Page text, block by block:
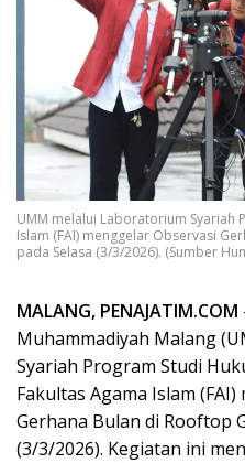
UMM melalui Laboratorium Syariah
Islam (FAI) menggelar Observasi
pada Selasa (3/3/2026). (Sumber
MALANG, PENAJATIM.COM
Muhammadiyah Malang
Syariah Program Studi
Fakultas Agama Islam
Gerhana Bulan di Rooftop
(3/3/2026). Kegiatan ini